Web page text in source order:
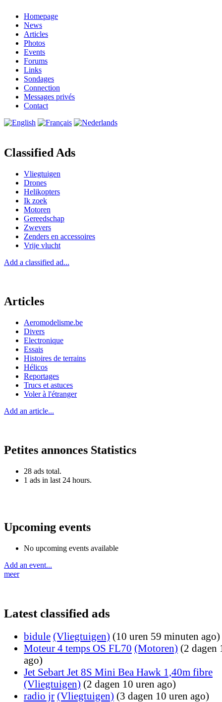
Homepage
News
Articles
Photos
Events
Forums
Links
Sondages
Connection
Messages privés
Contact
Classified Ads
Vliegtuigen
Drones
Helikopters
Ik zoek
Motoren
Gereedschap
Zwevers
Zenders en accessoires
Vrije vlucht
Add a classified ad...
Articles
Aeromodelisme.be
Divers
Electronique
Essais
Histoires de terrains
Hélicos
Reportages
Trucs et astuces
Voler à l'étranger
Add an article...
Petites annonces Statistics
28 ads total.
1 ads in last 24 hours.
Upcoming events
No upcoming events available
Add an event...
meer
Latest classified ads
bidule (Vliegtuigen) (10 uren 59 minuten ago)
Moteur 4 temps OS FL70 (Motoren) (2 dagen
ago)
Jet Sebart Jet 8S Mini Bea Hawk 1,40m fibre
(Vliegtuigen) (2 dagen 10 uren ago)
radio jr (Vliegtuigen) (3 dagen 10 uren ago)